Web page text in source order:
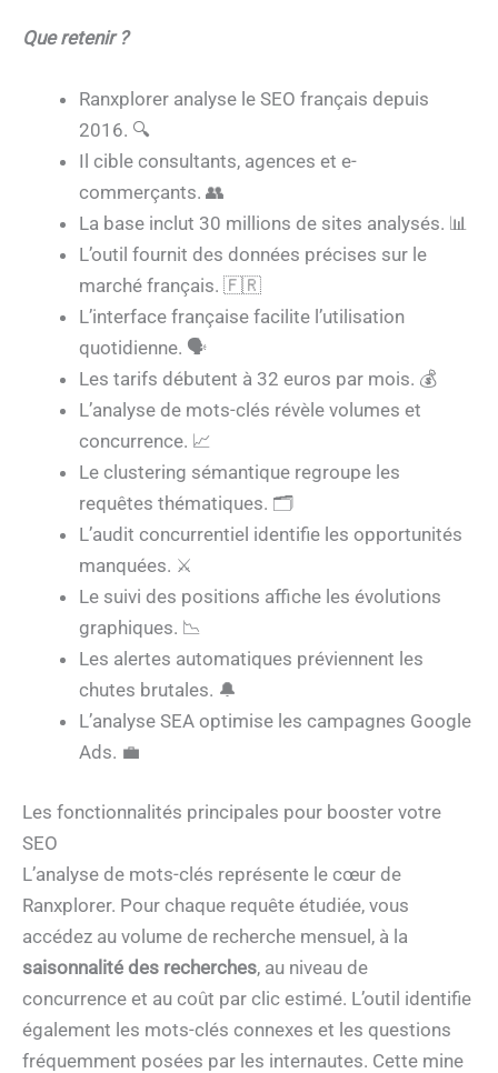
Que retenir ?
Ranxplorer analyse le SEO français depuis
2016. 🔍
Il cible consultants, agences et e-
commerçants. 👥
La base inclut 30 millions de sites analysés. 📊
L’outil fournit des données précises sur le
marché français. 🇫🇷
L’interface française facilite l’utilisation
quotidienne. 🗣️
Les tarifs débutent à 32 euros par mois. 💰
L’analyse de mots-clés révèle volumes et
concurrence. 📈
Le clustering sémantique regroupe les
requêtes thématiques. 🗂️
L’audit concurrentiel identifie les opportunités
manquées. ⚔️
Le suivi des positions affiche les évolutions
graphiques. 📉
Les alertes automatiques préviennent les
chutes brutales. 🔔
L’analyse SEA optimise les campagnes Google
Ads. 💼
Les fonctionnalités principales pour booster votre
SEO
L’analyse de mots-clés représente le cœur de
Ranxplorer. Pour chaque requête étudiée, vous
accédez au volume de recherche mensuel, à la
saisonnalité des recherches, au niveau de
concurrence et au coût par clic estimé. L’outil identifie
également les mots-clés connexes et les questions
fréquemment posées par les internautes. Cette mine